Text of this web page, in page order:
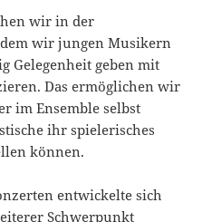
wir in der
wir jungen Musikern
Gelegenheit geben mit
Das ermöglichen wir
im Ensemble selbst
ihr spielerisches
können.
entwickelte sich
Schwerpunkt